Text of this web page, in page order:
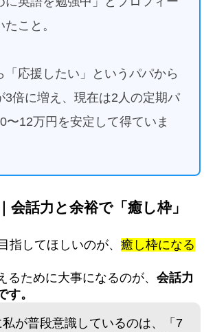
こと。
「応援したい」というパパから
3倍に増え、現在は2人の定期パ
〜12万円を安定して得ていま
会話力と余裕で「癒し枠」
指してほしいのが、 癒し枠になる
るために大事になるのが、 会話力
す。
私が普段意識しているのは、「7